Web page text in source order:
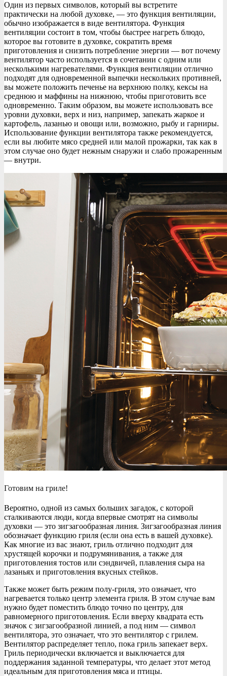
Один из первых символов, который вы встретите
практически на любой духовке, — это функция вентиляции,
обычно изображается в виде вентилятора. Функция
вентиляции состоит в том, чтобы быстрее нагреть блюдо,
которое вы готовите в духовке, сократить время
приготовления и снизить потребление энергии — вот почему
вентилятор часто используется в сочетании с одним или
несколькими нагревателями. Функция вентиляции отлично
подходят для одновременной выпечки нескольких противней,
вы можете положить печенье на верхнюю полку, кексы на
среднюю и маффины на нижнюю, чтобы приготовить все
одновременно. Таким образом, вы можете использовать все
уровни духовки, верх и низ, например, запекать жаркое и
картофель, лазанью и овощи или, возможно, рыбу и гарниры.
Использование функции вентилятора также рекомендуется,
если вы любите мясо средней или малой прожарки, так как в
этом случае оно будет нежным снаружи и слабо прожаренным
— внутри.
Готовим на гриле!
Вероятно, одной из самых больших загадок, с которой
сталкиваются люди, когда впервые смотрят на символы
духовки — это зигзагообразная линия. Зигзагообразная линия
обозначает функцию гриля (если она есть в вашей духовке).
Как многие из вас знают, гриль отлично подходит для
хрустящей корочки и подрумянивания, а также для
приготовления тостов или сэндвичей, плавления сыра на
лазаньях и приготовления вкусных стейков.
Также может быть режим полу-гриля, это означает, что
нагревается только центр элемента гриля. В этом случае вам
нужно будет поместить блюдо точно по центру, для
равномерного приготовления. Если вверху квадрата есть
значок с зигзагообразной линией, а под ним — символ
вентилятора, это означает, что это вентилятор с грилем.
Вентилятор распределяет тепло, пока гриль запекает верх.
Гриль периодически включается и выключается для
поддержания заданной температуры, что делает этот метод
идеальным для приготовления мяса и птицы.